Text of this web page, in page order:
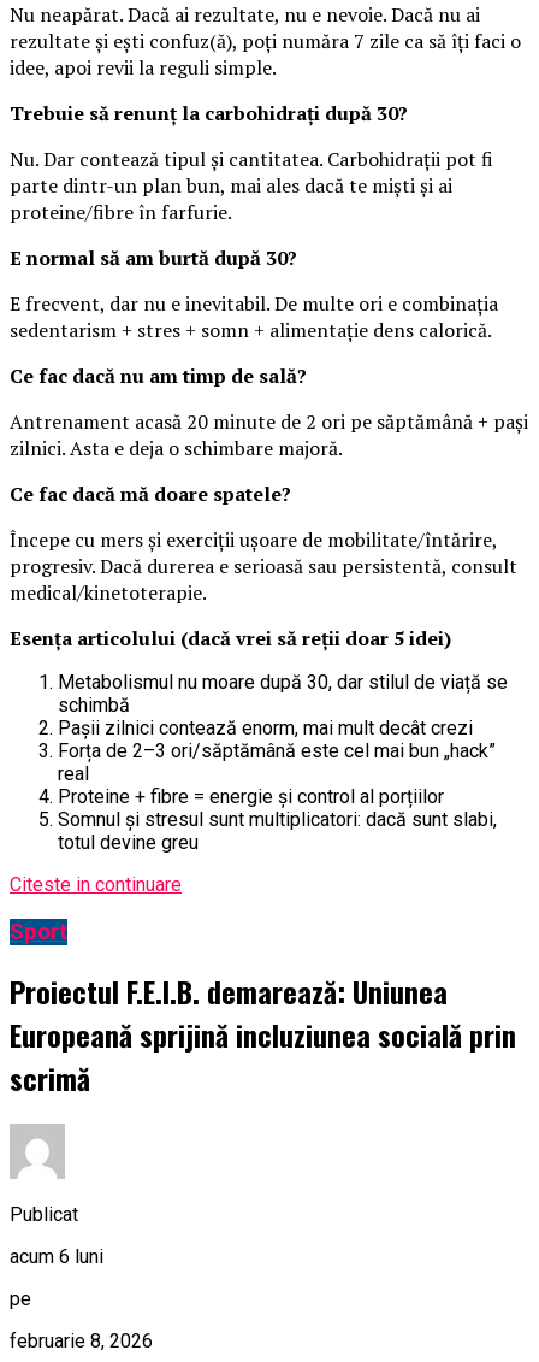
Nu neapărat. Dacă ai rezultate, nu e nevoie. Dacă nu ai
rezultate și ești confuz(ă), poți număra 7 zile ca să îți faci o
idee, apoi revii la reguli simple.
Trebuie să renunț la carbohidrați după 30?
Nu. Dar contează tipul și cantitatea. Carbohidrații pot fi
parte dintr-un plan bun, mai ales dacă te miști și ai
proteine/fibre în farfurie.
E normal să am burtă după 30?
E frecvent, dar nu e inevitabil. De multe ori e combinația
sedentarism + stres + somn + alimentație dens calorică.
Ce fac dacă nu am timp de sală?
Antrenament acasă 20 minute de 2 ori pe săptămână + pași
zilnici. Asta e deja o schimbare majoră.
Ce fac dacă mă doare spatele?
Începe cu mers și exerciții ușoare de mobilitate/întărire,
progresiv. Dacă durerea e serioasă sau persistentă, consult
medical/kinetoterapie.
Esența articolului (dacă vrei să reții doar 5 idei)
Metabolismul nu moare după 30, dar stilul de viață se
schimbă
Pașii zilnici contează enorm, mai mult decât crezi
Forța de 2–3 ori/săptămână este cel mai bun „hack”
real
Proteine + fibre = energie și control al porțiilor
Somnul și stresul sunt multiplicatori: dacă sunt slabi,
totul devine greu
Citeste in continuare
Sport
Proiectul F.E.I.B. demarează: Uniunea
Europeană sprijină incluziunea socială prin
scrimă
Publicat
acum 6 luni
pe
februarie 8, 2026